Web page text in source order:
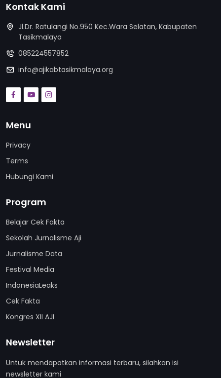
Kontak Kami
Jl.Dr. Ratulangi No.950 Kec.Wara Selatan, Kabupaten
Tasikmalaya
085224557852
info@ajikabtasikmalaya.org
Menu
Privacy
Terms
Hubungi Kami
Program
Belajar Cek Fakta
Sekolah Jurnalisme Aji
Jurnalisme Data
Festival Media
IndonesiaLeaks
Cek Fakta
Kongres XII AJI
Newsletter
Untuk mendapatkan informasi terbaru, silahkan isi
newsletter kami